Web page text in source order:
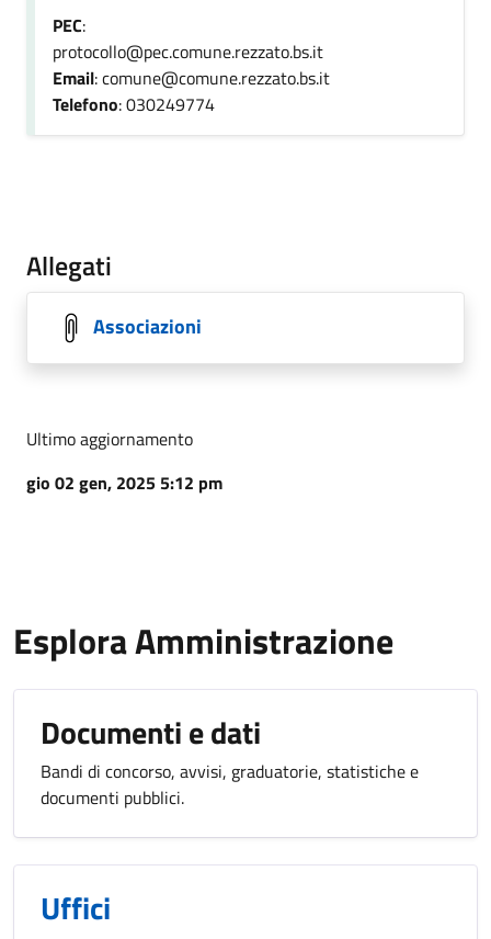
PEC:
protocollo@pec.comune.rezzato.bs.it
Email: comune@comune.rezzato.bs.it
Telefono: 030249774
Allegati
Associazioni
Ultimo aggiornamento
gio 02 gen, 2025 5:12 pm
Esplora Amministrazione
Documenti e dati
Bandi di concorso, avvisi, graduatorie, statistiche e
documenti pubblici.
Uffici